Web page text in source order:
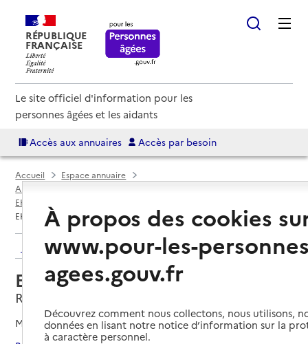
RÉPUBLIQUE
FRANÇAISE
Le site officiel d'information pour les
personnes âgées et les aidants
Accès aux annuaires Accès par besoin
Accueil
Espace annuaire
Annuaire EHPAD et maisons de retraite
EHPAD par département
EHPAD Le Clos de l'Île Macé
Retour aux résultats de l'annuaire
EHPAD Le Clos de l'Île Macé
Rezé, LOIRE-ATLANTIQUE
Mis à jour le13/05/2026
À propos des cookies
www.pour-les-
agees.gouv.fr
Découvrez comment nous collectons, nous utilisons,
données en lisant notre notice d’information sur la
à caractère personnel.